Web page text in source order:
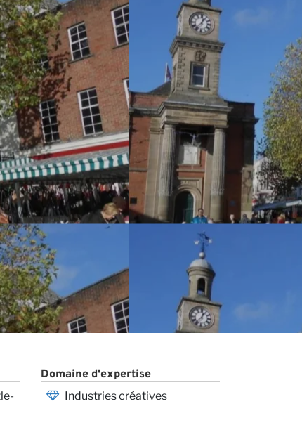
Domaine d'expertise
Industries créatives